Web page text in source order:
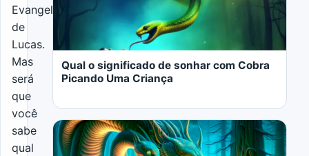
Evangelho
de
Lucas.
Mas
será
que
você
sabe
qual
Qual o significado de sonhar com Cobra
Picando Uma Criança